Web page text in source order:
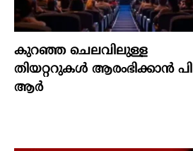
കുറഞ്ഞ ചെലവിലുള്ള
തിയറ്ററുകൾ ആരംഭിക്കാൻ പി
ആർ